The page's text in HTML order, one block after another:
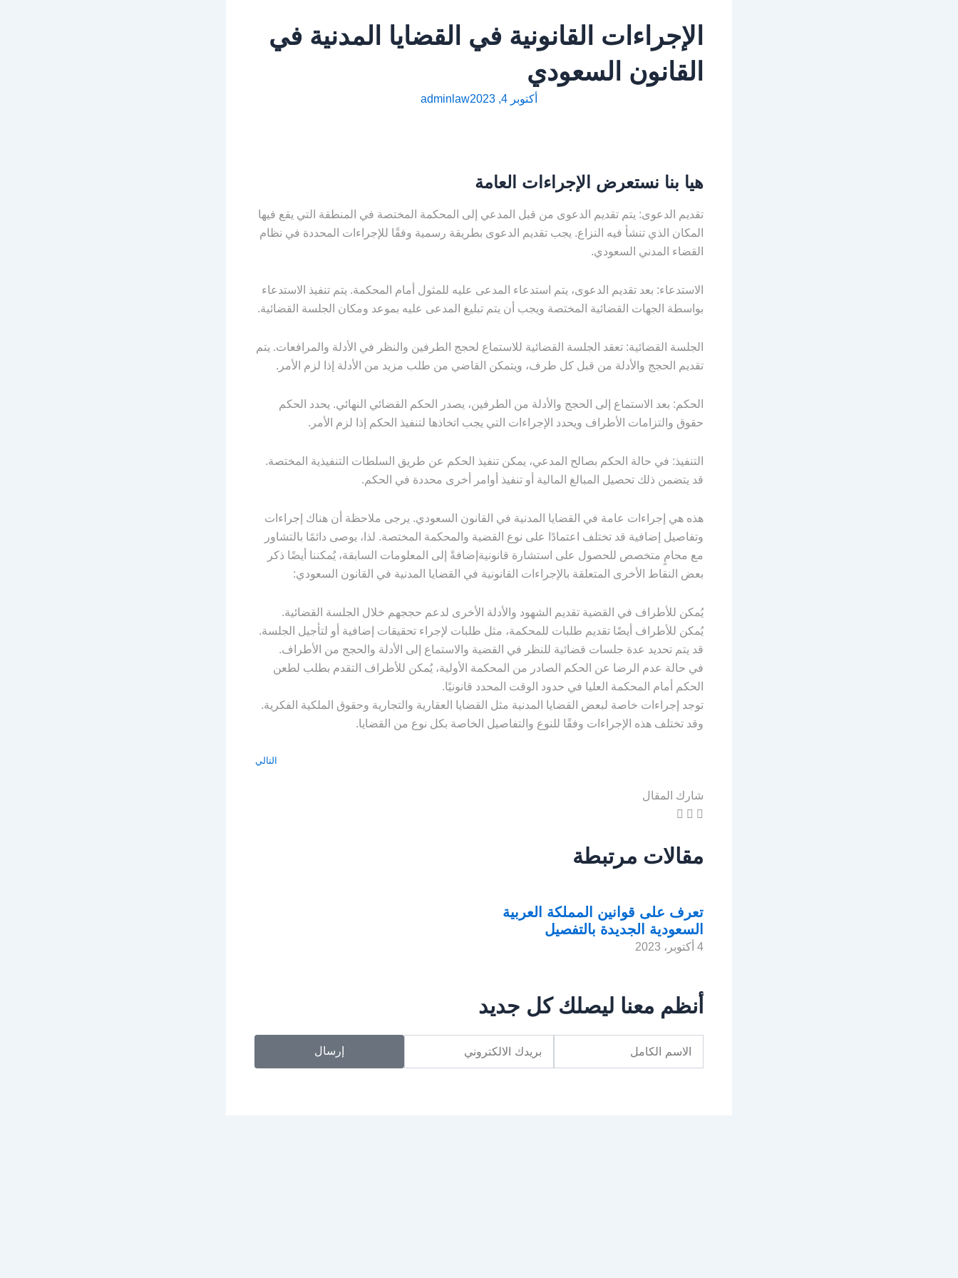
الإجراءات القانونية في القضايا المدنية في
القانون السعودي
أكتوبر 4, 2023 adminlaw
هيا بنا نستعرض الإجراءات العامة
تقديم الدعوى: يتم تقديم الدعوى من قبل المدعي إلى المحكمة المختصة في المنطقة التي يقع فيها
المكان الذي تنشأ فيه النزاع. يجب تقديم الدعوى بطريقة رسمية وفقًا للإجراءات المحددة في نظام
القضاء المدني السعودي.
الاستدعاء: بعد تقديم الدعوى، يتم استدعاء المدعى عليه للمثول أمام المحكمة. يتم تنفيذ الاستدعاء
بواسطة الجهات القضائية المختصة ويجب أن يتم تبليغ المدعى عليه بموعد ومكان الجلسة القضائية.
الجلسة القضائية: تعقد الجلسة القضائية للاستماع لحجج الطرفين والنظر في الأدلة والمرافعات. يتم
تقديم الحجج والأدلة من قبل كل طرف، ويتمكن القاضي من طلب مزيد من الأدلة إذا لزم الأمر.
الحكم: بعد الاستماع إلى الحجج والأدلة من الطرفين، يصدر الحكم القضائي النهائي. يحدد الحكم
حقوق والتزامات الأطراف ويحدد الإجراءات التي يجب اتخاذها لتنفيذ الحكم إذا لزم الأمر.
التنفيذ: في حالة الحكم بصالح المدعي، يمكن تنفيذ الحكم عن طريق السلطات التنفيذية المختصة.
قد يتضمن ذلك تحصيل المبالغ المالية أو تنفيذ أوامر أخرى محددة في الحكم.
هذه هي إجراءات عامة في القضايا المدنية في القانون السعودي. يرجى ملاحظة أن هناك إجراءات
وتفاصيل إضافية قد تختلف اعتمادًا على نوع القضية والمحكمة المختصة. لذا، يوصى دائمًا بالتشاور
مع محامٍ متخصص للحصول على استشارة قانونيةإضافةً إلى المعلومات السابقة، يُمكننا أيضًا ذكر
بعض النقاط الأخرى المتعلقة بالإجراءات القانونية في القضايا المدنية في القانون السعودي:
يُمكن للأطراف في القضية تقديم الشهود والأدلة الأخرى لدعم حججهم خلال الجلسة القضائية.
يُمكن للأطراف أيضًا تقديم طلبات للمحكمة، مثل طلبات لإجراء تحقيقات إضافية أو لتأجيل الجلسة.
قد يتم تحديد عدة جلسات قضائية للنظر في القضية والاستماع إلى الأدلة والحجج من الأطراف.
في حالة عدم الرضا عن الحكم الصادر من المحكمة الأولية، يُمكن للأطراف التقدم بطلب لطعن
الحكم أمام المحكمة العليا في حدود الوقت المحدد قانونيًا.
توجد إجراءات خاصة لبعض القضايا المدنية مثل القضايا العقارية والتجارية وحقوق الملكية الفكرية.
وقد تختلف هذه الإجراءات وفقًا للنوع والتفاصيل الخاصة بكل نوع من القضايا.
التالي
شارك المقال
مقالات مرتبطة
تعرف على قوانين المملكة العربية
السعودية الجديدة بالتفصيل
4 أكتوبر، 2023
أنظم معنا ليصلك كل جديد
Name
إرسال